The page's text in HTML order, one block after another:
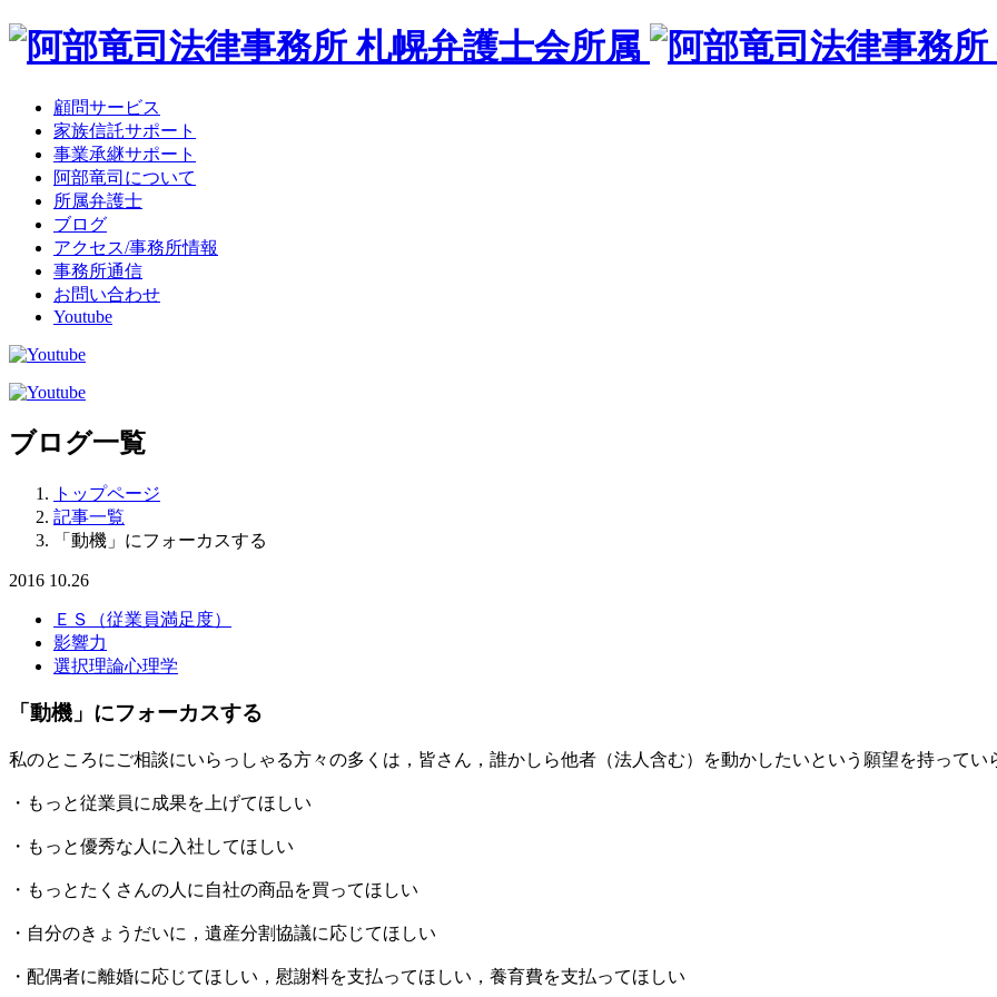
顧問サービス
家族信託サポート
事業承継サポート
阿部竜司について
所属弁護士
ブログ
アクセス/事務所情報
事務所通信
お問い合わせ
Youtube
ブログ一覧
トップページ
記事一覧
「動機」にフォーカスする
2016 10.26
ＥＳ（従業員満足度）
影響力
選択理論心理学
「動機」にフォーカスする
私のところにご相談にいらっしゃる方々の多くは，皆さん，誰かしら他者（法人含む）を動かしたいという願望を持ってい
・もっと従業員に成果を上げてほしい
・もっと優秀な人に入社してほしい
・もっとたくさんの人に自社の商品を買ってほしい
・自分のきょうだいに，遺産分割協議に応じてほしい
・配偶者に離婚に応じてほしい，慰謝料を支払ってほしい，養育費を支払ってほしい